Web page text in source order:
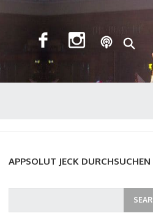
APPSOLUT JECK DURCHSUCHEN